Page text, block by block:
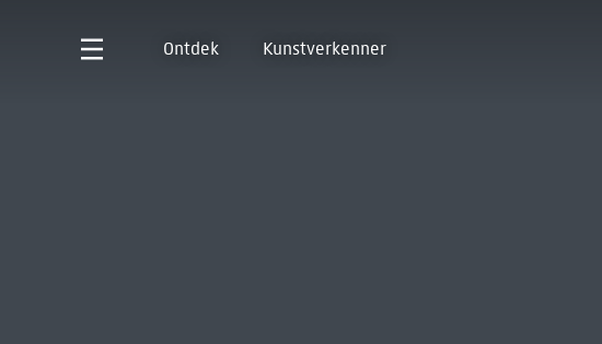
Ontdek Kunstverkenner